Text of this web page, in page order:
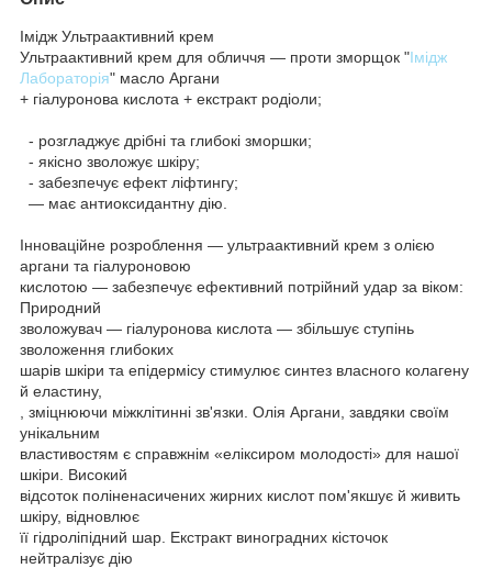
Імідж Ультраактивний крем
Ультраактивний крем для обличчя — проти зморщок "Імідж
Лабораторія" масло Аргани
+ гіалуронова кислота + екстракт родіоли;
- розгладжує дрібні та глибокі зморшки;
- якісно зволожує шкіру;
- забезпечує ефект ліфтингу;
— має антиоксидантну дію.
Інноваційне розроблення — ультраактивний крем з олією
аргани та гіалуроновою
кислотою — забезпечує ефективний потрійний удар за віком:
Природний
зволожувач — гіалуронова кислота — збільшує ступінь
зволоження глибоких
шарів шкіри та епідермісу стимулює синтез власного колагену
й еластину,
, зміцнюючи міжклітинні зв'язки. Олія Аргани, завдяки своїм
унікальним
властивостям є справжнім «еліксиром молодості» для нашої
шкіри. Високий
відсоток поліненасичених жирних кислот пом'якшує й живить
шкіру, відновлює
її гідроліпідний шар. Екстракт виноградних кісточок
нейтралізує дію